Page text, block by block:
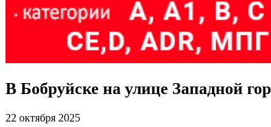
В Бобруйске на улице Западной
22 октября 2025